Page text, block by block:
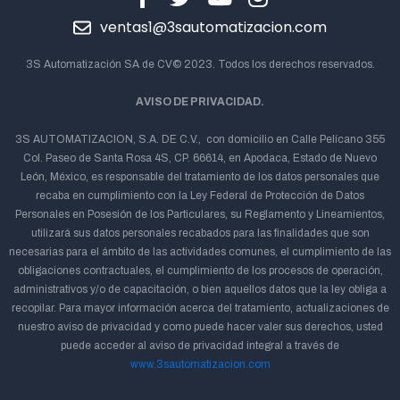
ventas1@3sautomatizacion.com
3S Automatización SA de CV© 2023. Todos los derechos reservados.
AVISO DE PRIVACIDAD.
3S AUTOMATIZACION, S.A. DE C.V., con domicilio en Calle Pelícano 355
Col. Paseo de Santa Rosa 4S, CP. 66614, en Apodaca, Estado de Nuevo
León, México, es responsable del tratamiento de los datos personales que
recaba en cumplimiento con la Ley Federal de Protección de Datos
Personales en Posesión de los Particulares, su Reglamento y Lineamientos,
utilizará sus datos personales recabados para las finalidades que son
necesarias para el ámbito de las actividades comunes, el cumplimiento de las
obligaciones contractuales, el cumplimiento de los procesos de operación,
administrativos y/o de capacitación, o bien aquellos datos que la ley obliga a
recopilar. Para mayor información acerca del tratamiento, actualizaciones de
nuestro aviso de privacidad y como puede hacer valer sus derechos, usted
puede acceder al aviso de privacidad integral a través de
www.3sautomatizacion.com